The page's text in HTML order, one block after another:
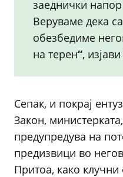
заеднички
Веруваме дека
обезбедиме
на терен“, изјави
Сепак, и покрај
Закон,
предупредува на
предизвици во
Притоа, како